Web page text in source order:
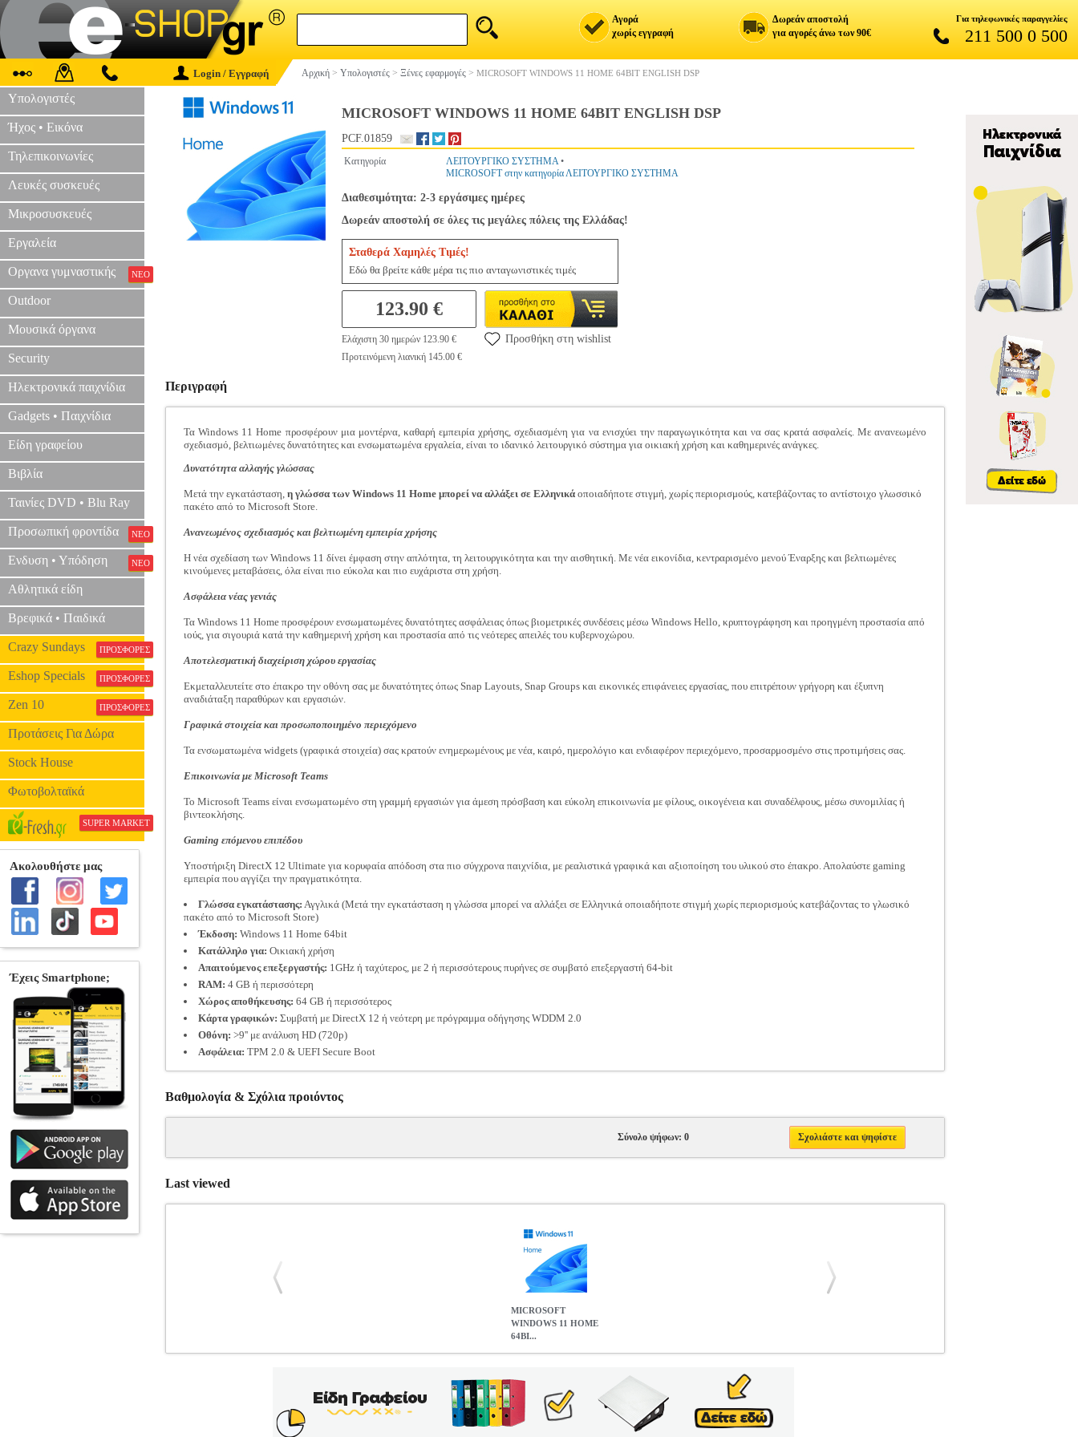
Αγορά
χωρίς εγγραφή
Δωρεάν αποστολή
για αγορές άνω των 90€
Για τηλεφωνικές παραγγελίες
211 500 0 500
Login / Εγγραφή Αρχική > Υπολογιστές > Ξένες εφαρμογές > MICROSOFT WINDOWS 11 HOME 64BIT ENGLISH DSP
Υπολογιστές
Ήχος • Εικόνα
Τηλεπικοινωνίες
Λευκές συσκευές
Μικροσυσκευές
Εργαλεία
Οργανα γυμναστικής ΝΕΟ
Outdoor
Μουσικά όργανα
Security
Ηλεκτρονικά παιχνίδια
Gadgets • Παιχνίδια
Είδη γραφείου
Βιβλία
Ταινίες DVD • Blu Ray
Προσωπική φροντίδα ΝΕΟ
Ενδυση • Υπόδηση ΝΕΟ
Αθλητικά είδη
Βρεφικά • Παιδικά
Crazy Sundays ΠΡΟΣΦΟΡΕΣ
Eshop Specials ΠΡΟΣΦΟΡΕΣ
Zen 10 ΠΡΟΣΦΟΡΕΣ
Προτάσεις Για Δώρα
Stock House
Φωτοβολταϊκά
SUPER MARKET
MICROSOFT WINDOWS 11 HOME 64BIT ENGLISH DSP
PCF.01859
Κατηγορία ΛΕΙΤΟΥΡΓΙΚΟ ΣΥΣΤΗΜΑ•
MICROSOFT στην κατηγορία ΛΕΙΤΟΥΡΓΙΚΟ ΣΥΣΤΗΜΑ
Διαθεσιμότητα: 2-3 εργάσιμες ημέρες
Δωρεάν αποστολή σε όλες τις μεγάλες πόλεις της Ελλάδας!
Σταθερά Χαμηλές Τιμές!
Εδώ θα βρείτε κάθε μέρα τις πιο ανταγωνιστικές τιμές
123.90 €
Ελάχιστη 30 ημερών 123.90 €
Προτεινόμενη λιανική 145.00 €
Προσθήκη στη wishlist
Περιγραφή
Τα Windows 11 Home προσφέρουν μια μοντέρνα, καθαρή εμπειρία χρήσης, σχεδιασμένη για να ενισχύει την παραγωγικότητα και να σας κρατά ασφαλείς. Με ανανεωμένο
σχεδιασμό, βελτιωμένες δυνατότητες και ενσωματωμένα εργαλεία, είναι το ιδανικό λειτουργικό σύστημα για οικιακή χρήση και καθημερινές ανάγκες.
Δυνατότητα αλλαγής γλώσσας
Μετά την εγκατάσταση, η γλώσσα των Windows 11 Home μπορεί να αλλάξει σε Ελληνικά οποιαδήποτε στιγμή, χωρίς περιορισμούς, κατεβάζοντας το αντίστοιχο γλωσσικό
πακέτο από το Microsoft Store.
Ανανεωμένος σχεδιασμός και βελτιωμένη εμπειρία χρήσης
Η νέα σχεδίαση των Windows 11 δίνει έμφαση στην απλότητα, τη λειτουργικότητα και την αισθητική. Με νέα εικονίδια, κεντραρισμένο μενού Έναρξης και βελτιωμένες
κινούμενες μεταβάσεις, όλα είναι πιο εύκολα και πιο ευχάριστα στη χρήση.
Ασφάλεια νέας γενιάς
Τα Windows 11 Home προσφέρουν ενσωματωμένες δυνατότητες ασφάλειας όπως βιομετρικές συνδέσεις μέσω Windows Hello, κρυπτογράφηση και προηγμένη προστασία από
ιούς, για σιγουριά κατά την καθημερινή χρήση και προστασία από τις νεότερες απειλές του κυβερνοχώρου.
Αποτελεσματική διαχείριση χώρου εργασίας
Εκμεταλλευτείτε στο έπακρο την οθόνη σας με δυνατότητες όπως Snap Layouts, Snap Groups και εικονικές επιφάνειες εργασίας, που επιτρέπουν γρήγορη και έξυπνη
αναδιάταξη παραθύρων και εργασιών.
Γραφικά στοιχεία και προσωποποιημένο περιεχόμενο
Τα ενσωματωμένα widgets (γραφικά στοιχεία) σας κρατούν ενημερωμένους με νέα, καιρό, ημερολόγιο και ενδιαφέρον περιεχόμενο, προσαρμοσμένο στις προτιμήσεις σας.
Επικοινωνία με Microsoft Teams
Το Microsoft Teams είναι ενσωματωμένο στη γραμμή εργασιών για άμεση πρόσβαση και εύκολη επικοινωνία με φίλους, οικογένεια και συναδέλφους, μέσω συνομιλίας ή
βιντεοκλήσης.
Gaming επόμενου επιπέδου
Υποστήριξη DirectX 12 Ultimate για κορυφαία απόδοση στα πιο σύγχρονα παιχνίδια, με ρεαλιστικά γραφικά και αξιοποίηση του υλικού στο έπακρο. Απολαύστε gaming
εμπειρία που αγγίζει την πραγματικότητα.
Γλώσσα εγκατάστασης: Αγγλικά (Μετά την εγκατάσταση η γλώσσα μπορεί να αλλάξει σε Ελληνικά οποιαδήποτε στιγμή χωρίς περιορισμούς κατεβάζοντας το γλωσικό
πακέτο από το Microsoft Store)
Έκδοση: Windows 11 Home 64bit
Κατάλληλο για: Οικιακή χρήση
Απαιτούμενος επεξεργαστής: 1GHz ή ταχύτερος, με 2 ή περισσότερους πυρήνες σε συμβατό επεξεργαστή 64-bit
RAM: 4 GB ή περισσότερη
Χώρος αποθήκευσης: 64 GB ή περισσότερος
Κάρτα γραφικών: Συμβατή με DirectX 12 ή νεότερη με πρόγραμμα οδήγησης WDDM 2.0
Οθόνη: >9'' με ανάλυση HD (720p)
Ασφάλεια: TPM 2.0 & UEFI Secure Boot
Βαθμολογία & Σχόλια προιόντος
Σύνολο ψήφων: 0 Σχολιάστε και ψηφίστε
Last viewed
MICROSOFT
WINDOWS 11 HOME
64BI...
ΛΕΙΤΟΥΡΓΙΚΟ ΣΥΣΤΗΜΑ •MICROSOFT στην κατηγορία ΛΕΙΤΟΥΡΓΙΚΟ ΣΥΣΤΗΜΑ Τα Windows 11 Home προσφέρουν μια μοντέρνα, καθαρή εμπειρία
χρήσης, σχεδιασμένη για να ενισχύει την παραγωγικότητα και να σας κρατά ασφαλείς. Με ανανεωμένο σχεδιασμό, βελτιωμένες δυνατότητες και
ενσωματωμένα εργαλεία, είναι το ιδανικό λειτουργικό σύστημα για οικιακή χρήση και καθημερινές ανάγκες. Δυνατότητα αλλαγής γλώσσας Μετά την
εγκατάσταση, η γλώσσα των Windows 11 Home μπορεί να αλλάξει σε Ελληνικά οποιαδήποτε στιγμή, χωρίς περιορισμούς, κατεβάζοντας το αντίστοιχο
γλωσσικό πακέτο από το Microsoft Store. Ανανεωμένος σχεδιασμός και βελτιωμένη εμπειρία χρήσης Η νέα σχεδίαση των Windows 11 δίνει έμφαση στην